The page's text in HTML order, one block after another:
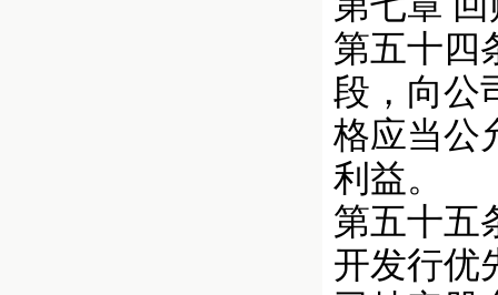
第五十四
段，向公
格应当公
利益。
第五十五
开发行优